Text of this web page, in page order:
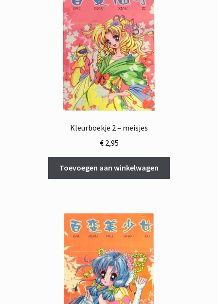
Kleurboekje 2 – meisjes
€2,95
Toevoegen aan winkelwagen